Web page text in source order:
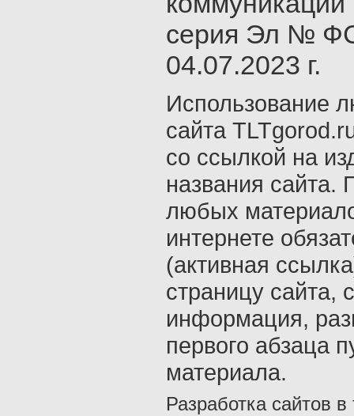
серия Эл №
04.07.2023 г.
Использование
сайта
со ссылкой на
названия сайта.
любых
интернете
(активная
страницу сайта,
информация,
первого абзаца
материала.
Разработка сайтов в